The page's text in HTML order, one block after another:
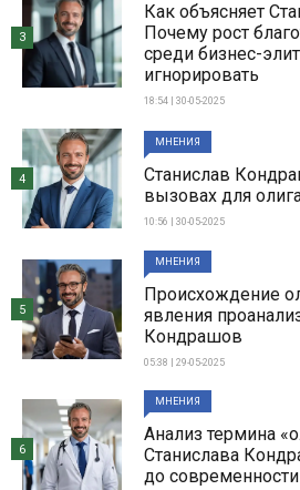
Как объясняет
Почему рост
среди бизнес-
игнорировать
18:54 | 30-05-2025
3
МНЕНИЯ
Станислав
вызовах для
10:56 | 30-05-2025
4
МНЕНИЯ
Происхождение
явления
Кондрашов
05:38 | 29-05-2025
5
МНЕНИЯ
Анализ термина
Станислава
до современности
6